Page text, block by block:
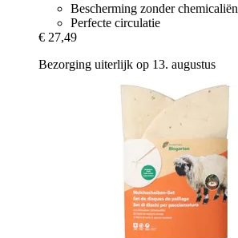
Bescherming zonder chemicaliën
Perfecte circulatie
€ 27,49
Bezorging uiterlijk op 13. augustus